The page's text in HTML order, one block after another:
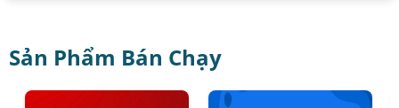
Sản Phẩm Bán Chạy